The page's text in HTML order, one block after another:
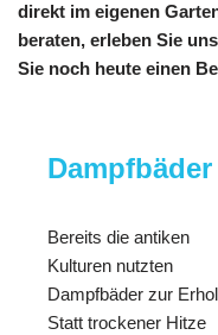
direkt im eigenen
beraten, erleben Sie
Sie noch heute einen
Dampfbäder
Bereits die antiken
Kulturen nutzten
Dampfbäder zur
Statt trockener Hitze